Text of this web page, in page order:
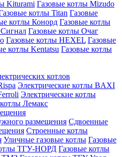
Kiturami Газовые котлы Mizudo
котлы Titan Газовые
котлы Конорд Газовые котлы
Газовые котлы Очаг
Газовые котлы HEXEL Газовые
котлы Kentatsu Газовые котлы
котлов
Электрические котлы BAXI
Электрические котлы
Лемакс
размещения Сдвоенные
Строенные котлы
Уличные газовые котлы Газовые
ТГУ-НОРД Газовые котлы